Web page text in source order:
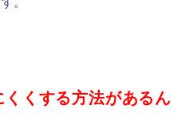
くする方法があるん